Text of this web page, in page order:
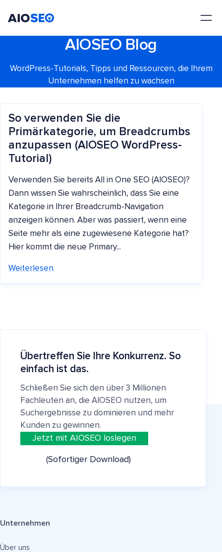
AIOSEO Blog
WordPress-Tutorials, Tipps und Ressourcen, die Ihrem
Unternehmen helfen zu wachsen
So verwenden Sie die
Primärkategorie, um Breadcrumbs
anzupassen (AIOSEO WordPress-
Tutorial)
Verwenden Sie bereits All in One SEO (AIOSEO)?
Dann wissen Sie wahrscheinlich, dass Sie eine
Kategorie in Ihrer Breadcrumb-Navigation
anzeigen können. Aber was passiert, wenn eine
Seite mehr als eine zugewiesene Kategorie hat?
Hier kommt die neue Primary...
Weiterlesen
Übertreffen Sie Ihre Konkurrenz. So
einfach ist das.
Schließen Sie sich den über 3 Millionen
Fachleuten an, die AIOSEO nutzen, um
Suchergebnisse zu dominieren und mehr
Kunden zu gewinnen.
Jetzt mit AIOSEO loslegen
(Sofortiger Download)
Unternehmen
Über uns